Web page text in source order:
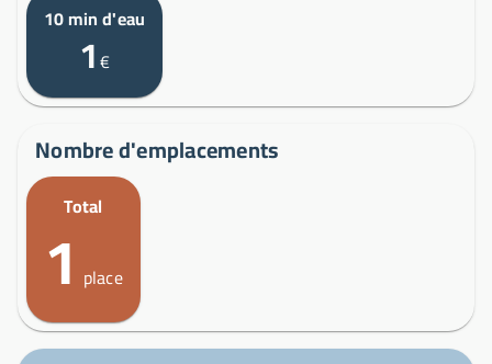
10 min d'eau
1€
Nombre d'emplacements
Total
1 place